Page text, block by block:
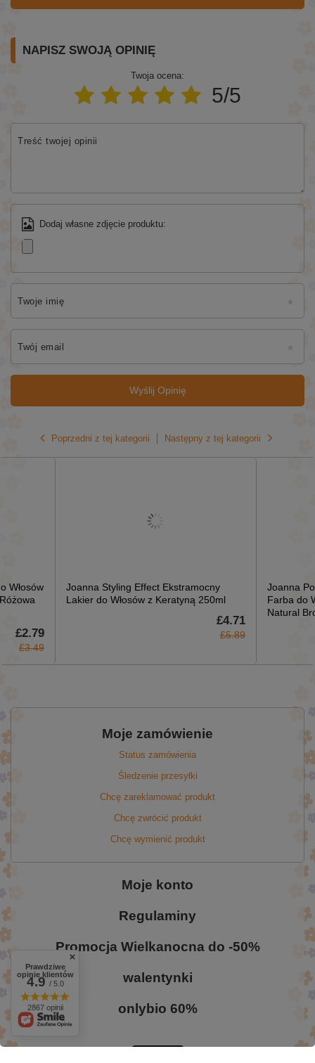
NAPISZ SWOJĄ OPINIĘ
Twoja ocena:
5/5
Treść twojej opinii
Dodaj własne zdjęcie produktu:
Twoje imię
Twój email
Wyślij Opinię
Poprzedni z tej kategorii
Włosów
£2.79
£3.49
Joanna Styling Effect Ekstramocny
Lakier do Włosów z Keratyną 250ml
£4.71
£5.89
Joanna
Farba do
Natural
Następny z tej kategorii
Moje zamówienie
Status zamówienia
Śledzenie przesyłki
Chcę zareklamować produkt
Chcę zwrócić produkt
Chcę wymienić produkt
Moje konto
Regulaminy
Promocja Wielkanocna do -50%
walentynki
onlybio 60%
Prawdziwe
opinie klientów
4.9/ 5.0
2867 opinii